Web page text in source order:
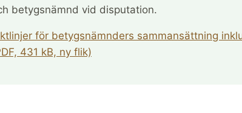
betygsnämnd vid disputation.
för betygsnämnders sammansättning
431 kB, ny flik)